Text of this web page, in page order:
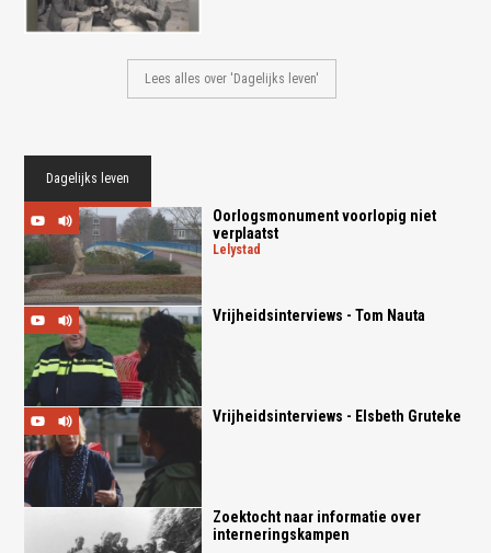
Lees alles over 'Dagelijks leven'
Dagelijks leven
Oorlogsmonument voorlopig niet
verplaatst
lelystad
Vrijheidsinterviews - Tom Nauta
Vrijheidsinterviews - Elsbeth Gruteke
Zoektocht naar informatie over
interneringskampen